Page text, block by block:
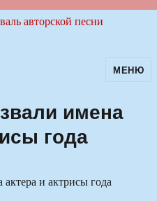
авторскойМЕНЮ
имена
года